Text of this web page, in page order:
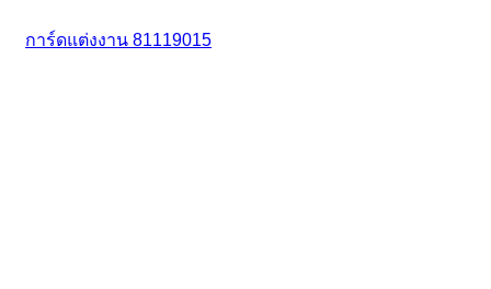
การ์ดแต่งงาน 81119015